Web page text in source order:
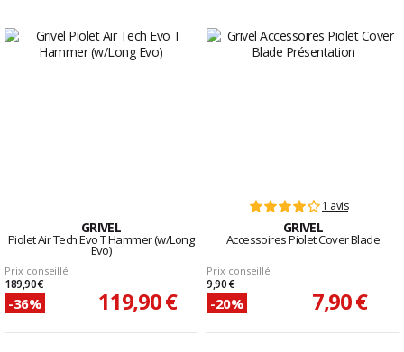
GRIVEL
Piolet Air Tech Evo T Hammer (w/Long
Evo)
Prix conseillé
189,90 €
-36% 119,90 €
1 avis
GRIVEL
Accessoires Piolet Cover Blade
Prix conseillé
9,90 €
-20% 7,90 €